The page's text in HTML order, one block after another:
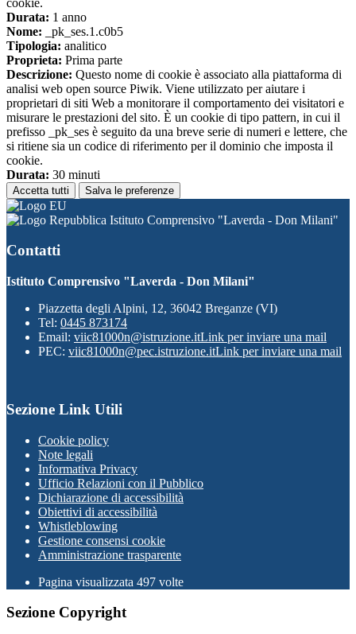
Durata: 1 anno
Nome: _pk_ses.1.c0b5
Tipologia: analitico
Proprieta: Prima parte
Descrizione: Questo nome di cookie è associato alla piattaforma di
analisi web open source Piwik. Viene utilizzato per aiutare i
proprietari di siti Web a monitorare il comportamento dei visitatori e
misurare le prestazioni del sito. È un cookie di tipo pattern, in cui il
prefisso _pk_ses è seguito da una breve serie di numeri e lettere, che
si ritiene sia un codice di riferimento per il dominio che imposta il
cookie.
Durata: 30 minuti
Accetta tutti Salva le preferenze
Istituto Comprensivo "Laverda - Don Milani"
Contatti
Istituto Comprensivo "Laverda - Don Milani"
Piazzetta degli Alpini, 12, 36042 Breganze (VI)
Tel: 0445 873174
Email: viic81000n@istruzione.itLink per inviare una mail
PEC: viic81000n@pec.istruzione.itLink per inviare una mail
Sezione Link Utili
Cookie policy
Note legali
Informativa Privacy
Ufficio Relazioni con il Pubblico
Dichiarazione di accessibilità
Obiettivi di accessibilità
Whistleblowing
Gestione consensi cookie
Amministrazione trasparente
Pagina visualizzata 497 volte
Sezione Copyright